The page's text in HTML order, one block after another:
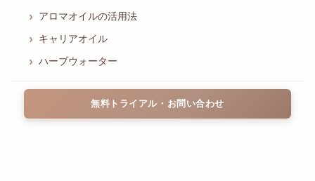
アロマオイルの活用法
キャリアオイル
ハーブウォーター
無料トライアル・お問い合わせ